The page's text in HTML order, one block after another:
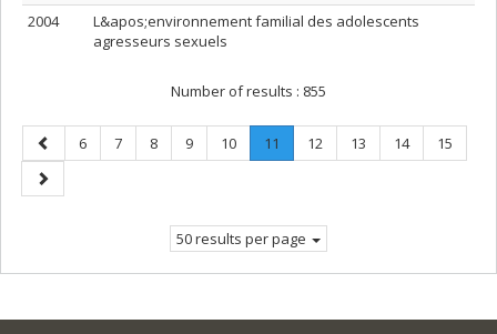
2004
L&apos;environnement familial des adolescents
agresseurs sexuels
Number of results : 855
Previous
page
Page
6 Page
7 Page
8 Page
9 Page
10 Page
11
Current
Page
12 Page
13 Page
14 Page
15
Next
page
50 results per page